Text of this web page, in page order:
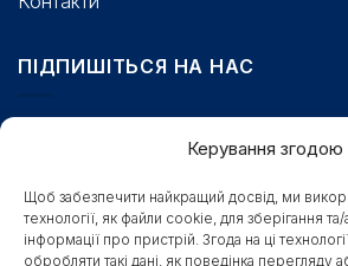
Керування згодою
Щоб забезпечити найкращий досвід, ми
технології, як файли cookie, для зберігання
інформації про пристрій. Згода на ці
обробляти такі дані, як поведінка перегляду
ПІДПИШІТЬСЯ НА НАС
Поле обов’язкове для заповнення.
Станьте першими, хто отримає